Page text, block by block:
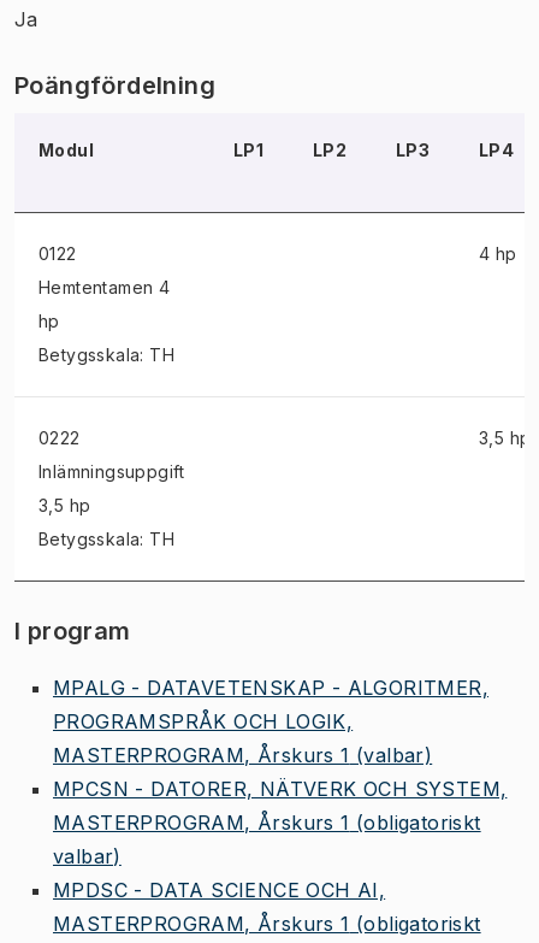
Ja
Poängfördelning
Modul LP1 LP2 LP3 LP4
0122
Hemtentamen 4
hp
Betygsskala: TH
4 hp
0222
Inlämningsuppgift
3,5 hp
Betygsskala: TH
3,5 hp
I program
MPALG - DATAVETENSKAP - ALGORITMER,
PROGRAMSPRÅK OCH LOGIK,
MASTERPROGRAM, Årskurs 1 (valbar)
MPCSN - DATORER, NÄTVERK OCH SYSTEM,
MASTERPROGRAM, Årskurs 1 (obligatoriskt
valbar)
MPDSC - DATA SCIENCE OCH AI,
MASTERPROGRAM, Årskurs 1 (obligatoriskt